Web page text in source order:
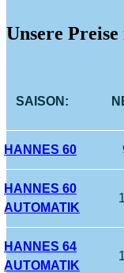
Unsere Preise
HANNES 60
HANNES 60
AUTOMATIK
HANNES 64
AUTOMATIK